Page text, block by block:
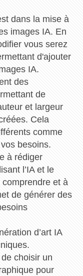
dans la mise à
images IA. En
vous serez
d'ajouter
IA.
des
de
et largeur
Cela
comme
besoins.
à rédiger
l’IA et le
et à
de générer des
d’art IA
choisir un
pour